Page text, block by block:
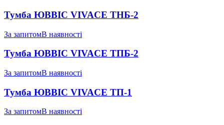
Тумба ЮВВІС VIVACE ТНБ-2
За запитомВ наявності
Тумба ЮВВІС VIVACE ТПБ-2
За запитомВ наявності
Тумба ЮВВІС VIVACE ТП-1
За запитомВ наявності